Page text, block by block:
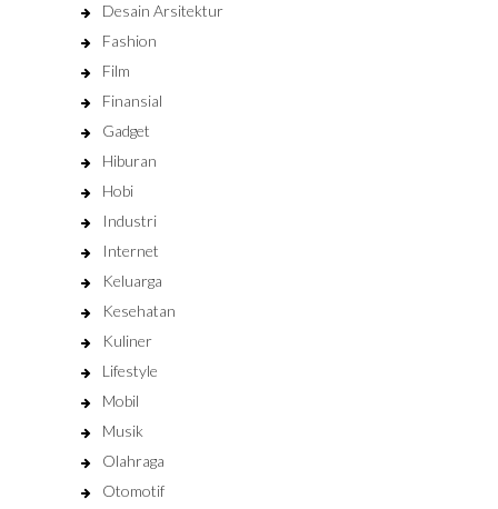
Desain Arsitektur
Fashion
Film
Finansial
Gadget
Hiburan
Hobi
Industri
Internet
Keluarga
Kesehatan
Kuliner
Lifestyle
Mobil
Musik
Olahraga
Otomotif